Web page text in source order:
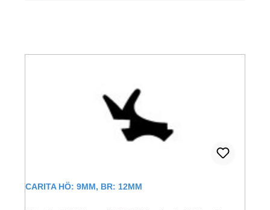
CARITA HÖ: 9MM, BR: 12MM